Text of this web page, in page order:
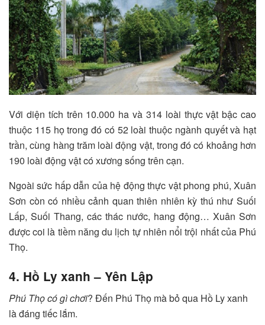
Với diện tích trên 10.000 ha và 314 loài thực vật bậc cao
thuộc 115 họ trong đó có 52 loài thuộc ngành quyết và hạt
trần, cùng hàng trăm loài động vật, trong đó có khoảng hơn
190 loài động vật có xương sống trên cạn.
Ngoài sức hấp dẫn của hệ động thực vật phong phú, Xuân
Sơn còn có nhiều cảnh quan thiên nhiên kỳ thú như Suối
Lấp, Suối Thang, các thác nước, hang động… Xuân Sơn
được coi là tiềm năng du lịch tự nhiên nổi trội nhất của Phú
Thọ.
4. Hồ Ly xanh – Yên Lập
Phú Thọ có gì chơi? Đến Phú Thọ mà bỏ qua Hồ Ly xanh
là đáng tiếc lắm.